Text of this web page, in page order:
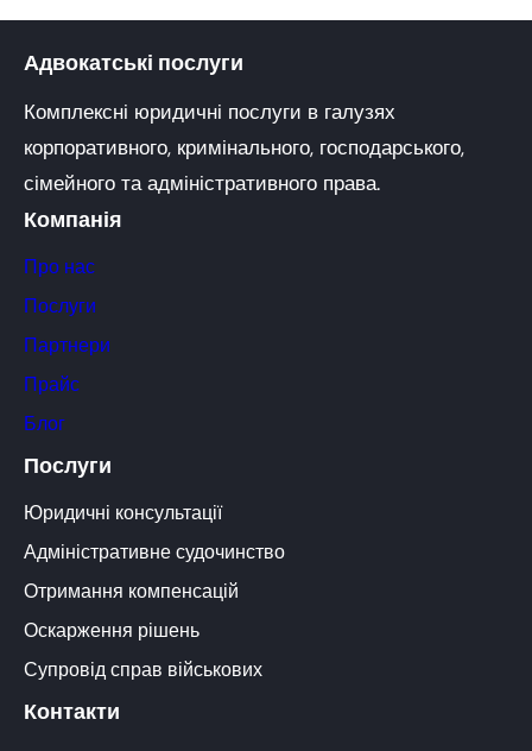
Адвокатські послуги
Комплексні юридичні послуги в галузях
корпоративного, кримінального, господарського,
сімейного та адміністративного права.
Компанія
Про нас
Послуги
Партнери
Прайс
Блог
Послуги
Юридичні консультації
Адміністративне судочинство
Отримання компенсацій
Оскарження рішень
Супровід справ військових
Контакти